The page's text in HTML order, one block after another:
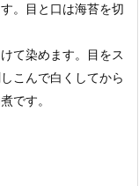
。目と口は海苔を切
て染めます。目をス
こんで白くしてから
です。